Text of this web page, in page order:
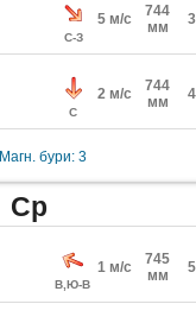
С-З
5 м/с
744
мм
С
2 м/с
744
мм
Магн. бури: 3
Ср
В,Ю-В
1 м/с
745
мм